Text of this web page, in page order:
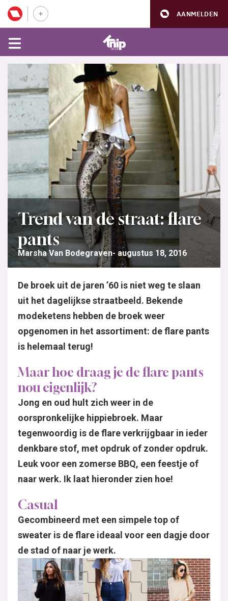
AANMELDEN
Trend van de straat: flare
pants
Marsha Van Bodegraven augustus 18, 2016
De broek uit de jaren ’60 is niet weg te slaan
uit het dagelijkse straatbeeld. Bekende
modeketens hebben de broek weer
opgenomen in het assortiment: de flare pants
is helemaal terug!
Maar hoe draag je de flare pants
nou eigenlijk?
Jong en oud hult zich weer in de
oorspronkelijke hippiebroek. Maar
tegenwoordig is de flare verkrijgbaar in ieder
denkbare stof, met opdruk of zonder opdruk.
Leuk voor een zomerse BBQ, een feestje of
naar werk. Ik laat hieronder zien hoe!
Casual
Gecombineerd met een simpele top of
sweater is de flare ideaal voor een dagje door
de stad of naar je werk.